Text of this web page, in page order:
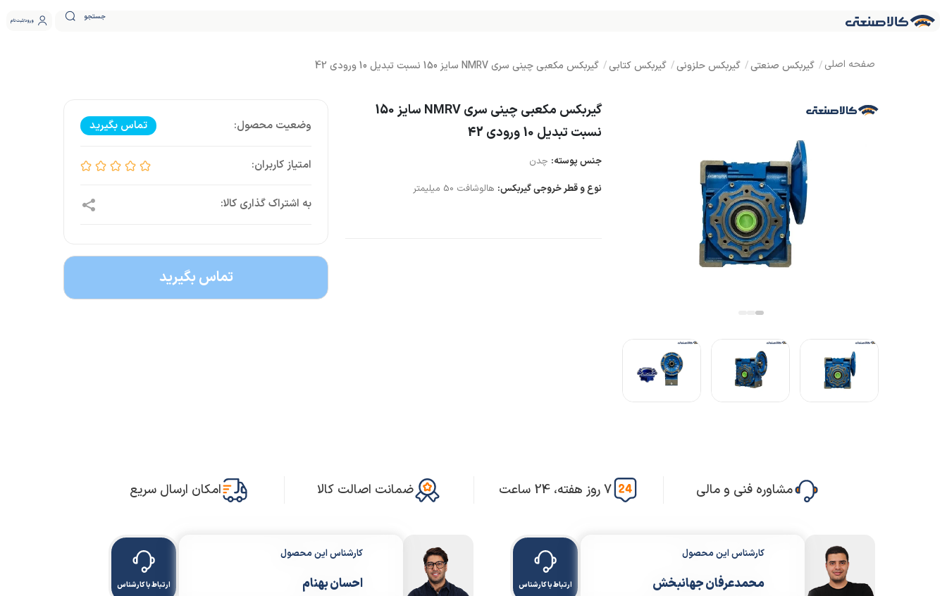
جستجو ورود ثبت نام
گیربکس صنعتی گیربکس حلزونی گیربکس کتابی گیربکس مکعبی چینی سری NMRV سایز 150 نسبت تبدیل 10 ورودی 42
گیربکس مکعبی چینی سری NMRV سایز 150
نسبت تبدیل 10 ورودی 42
جنس پوسته: چدن
نوع و قطر خروجی گیربکس: هالوشافت 50 میلیمتر
تماس بگیرید
تماس بگیرید
مشاوره فنی و مالی 7 روز هفته، 24 ساعت ضمانت اصالت کالا امکان ارسال سریع
کارشناس این محصول
محمدعرفان جهانبخش ارتباط با کارشناس
کارشناس این محصول
احسان بهنام ارتباط با کارشناس